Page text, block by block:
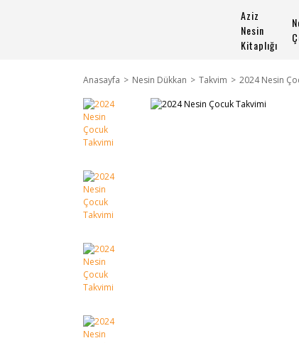
Aziz
Nesin
Kitaplığı
Anasayfa Nesin Dükkan Takvim 2024 Nesin